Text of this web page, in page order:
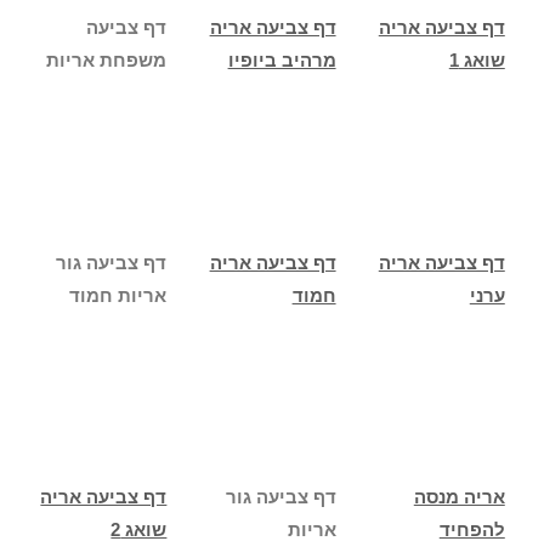
דף צביעה
משפחת אריות
דף צביעה אריה
מרהיב ביופיו
דף צביעה אריה
שואג 1
דף צביעה גור
אריות חמוד
דף צביעה אריה
חמוד
דף צביעה אריה
ערני
דף צביעה אריה
שואג 2
דף צביעה גור
אריות
אריה מנסה
להפחיד